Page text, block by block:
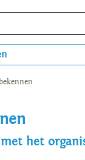
het